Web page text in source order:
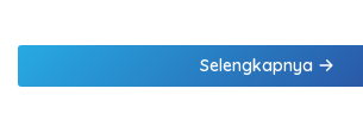
Malaka
Selengkapnya